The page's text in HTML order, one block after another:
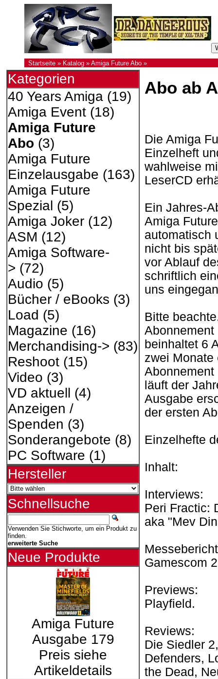
Startseite » Katalog » Amiga Future Abo »
Kategorien
40 Years Amiga (19)
Amiga Event (18)
Amiga Future
Abo (3)
Amiga Future
Einzelausgabe (163)
Amiga Future
Spezial (5)
Amiga Joker (12)
ASM (12)
Amiga Software-
> (72)
Audio (5)
Bücher / eBooks (3)
Load (5)
Magazine (16)
Merchandising-> (83)
Reshoot (15)
Video (3)
VD aktuell (4)
Anzeigen /
Spenden (3)
Sonderangebote (8)
PC Software (1)
Hersteller
Schnellsuche
Verwenden Sie Stichworte, um ein Produkt zu
finden.
erweiterte Suche
Neue Produkte
Amiga Future
Ausgabe 179
Preis siehe
Artikeldetails
Abo ab
Die Amiga
Einzelheft
wahlweise
LeserCD
Ein Jahres-
Amiga
automatisch
nicht bis
vor Ablauf
schriftlich
uns
Bitte
Abonnement
beinhaltet 6
zwei Monate
läuft der
Ausgabe
der ersten
Einzelhefte
Inhalt:
Interviews:
Peri Fractic:
aka "Mev
Gamescom
Previews:
Playfield.
Reviews:
Die Siedler
Defenders,
the Dead,